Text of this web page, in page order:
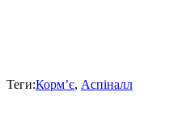
Теги:Корм’є, Аспіналл